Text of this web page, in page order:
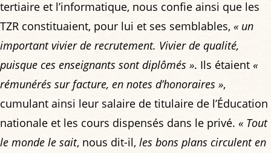
tertiaire et l’informatique, nous confie ainsi que les
TZR constituaient, pour lui et ses semblables, « un
important vivier de recrutement. Vivier de qualité,
puisque ces enseignants sont diplômés ». Ils étaient «
rémunérés sur facture, en notes d’honoraires »,
cumulant ainsi leur salaire de titulaire de l’Éducation
nationale et les cours dispensés dans le privé. « Tout
le monde le sait, nous dit-il, les bons plans circulent en